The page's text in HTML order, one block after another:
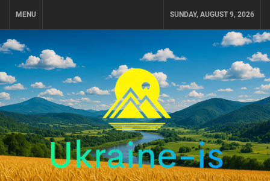
MENU SUNDAY, AUGUST 9, 2026